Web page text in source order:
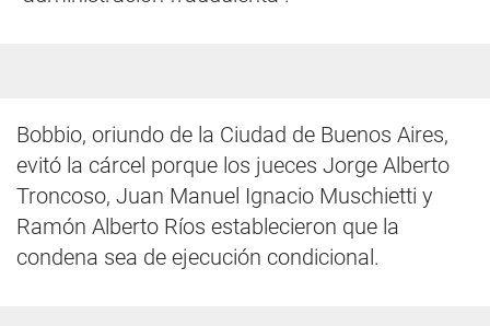
Bobbio, oriundo de la Ciudad de Buenos Aires,
evitó la cárcel porque los jueces Jorge Alberto
Troncoso, Juan Manuel Ignacio Muschietti y
Ramón Alberto Ríos establecieron que la
condena sea de ejecución condicional.